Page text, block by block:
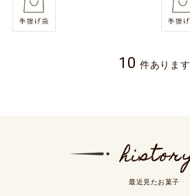
10 件あります
最近見たお菓子